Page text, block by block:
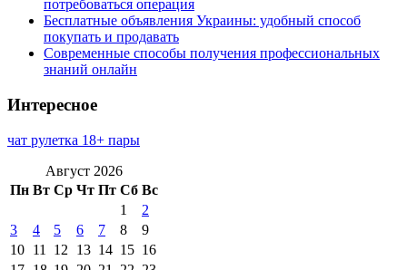
потребоваться операция
Бесплатные объявления Украины: удобный способ
покупать и продавать
Современные способы получения профессиональных
знаний онлайн
Интересное
чат рулетка 18+ пары
Август 2026
Пн Вт Ср Чт Пт Сб Вс
1
2
3
4 5 6 7 8
9
10 11 12 13 14 15 16